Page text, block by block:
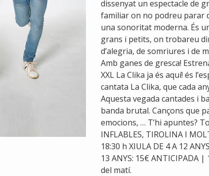
dissenyat un espectacle de
familiar on no podreu parar
una sonoritat moderna. És
grans i petits, on trobareu
d’alegria, de somriures i de
Amb ganes de gresca!
XXL La Clika ja és aquí! és
cantata La Clika, que cada
Aquesta vegada cantades i
banda brutal. Cançons que
emocions, … T’hi apuntes?
INFLABLES, TIROLINA I
18:30 h XIULA DE 4 A 12
13 ANYS: 15€ ANTICIPADA
del matí.